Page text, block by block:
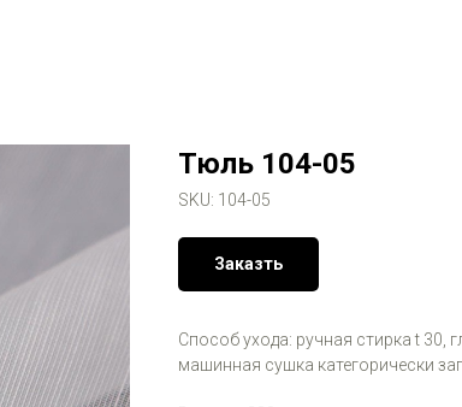
Тюль 104-05
SKU: 104-05
Заказть
Способ ухода: ручная стирка t 30,
машинная сушка категорически